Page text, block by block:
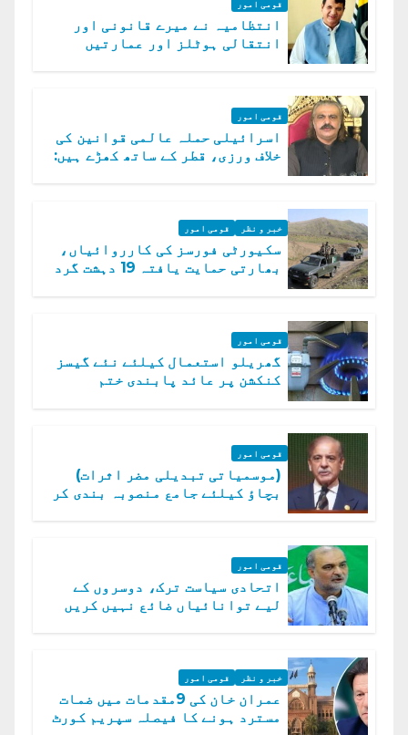
قومی امور
انتظامیہ نے میرے قانونی اور
انتقالی ہوٹلز اور عمارتیں
قومی امور
اسرائیلی حملہ عالمی قوانین کی
خلاف ورزی، قطر کے ساتھ کھڑے ہیں:
خبر و نظر قومی امور
سکیورٹی فورسز کی کارروائیاں،
بھارتی حمایت یافتہ 19 دہشت گرد
قومی امور
گھریلو استعمال کیلئے نئے گیسز
کنکشن پر عائد پابندی ختم
قومی امور
(موسمیاتی تبدیلی مضر اثرات)
بچاؤ کیلئے جامع منصوبہ بندی کر
قومی امور
اتحادی سیاست ترک، دوسروں کے
لیے توانائیاں ضائع نہیں کریں
خبر و نظر قومی امور
عمران خان کی 9مقدمات میں ضمات
مسترد ہونے کا فیصلہ سپریم کورٹ